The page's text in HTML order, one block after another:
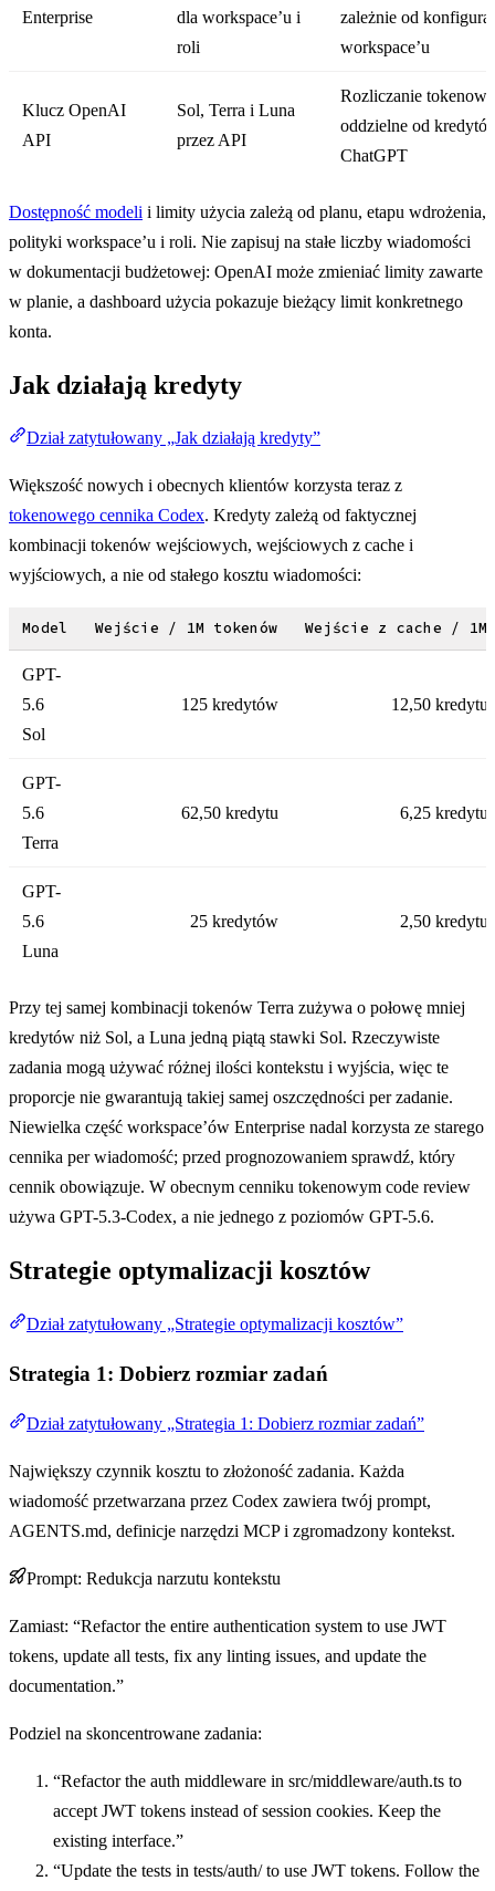
Enterprise
dla workspace’u i
roli
zależnie od
workspace’u
Klucz OpenAI
API
Sol, Terra i Luna
przez API
Rozliczanie
oddzielne od
ChatGPT
Dostępność modeli i limity użycia zależą od planu, etapu wdrożenia,
polityki workspace’u i roli. Nie zapisuj na stałe liczby wiadomości
w dokumentacji budżetowej: OpenAI może zmieniać limity zawarte
w planie, a dashboard użycia pokazuje bieżący limit konkretnego
konta.
Jak działają kredyty
Dział zatytułowany „Jak działają kredyty”
Większość nowych i obecnych klientów korzysta teraz z
tokenowego cennika Codex. Kredyty zależą od faktycznej
kombinacji tokenów wejściowych, wejściowych z cache i
wyjściowych, a nie od stałego kosztu wiadomości:
Model Wejście / 1M tokenów Wejście z cache / 1M
GPT-
5.6
Sol
125 kredytów 12,50 kredytu
GPT-
5.6
Terra
62,50 kredytu 6,25 kredytu
GPT-
5.6
Luna
25 kredytów 2,50 kredytu
Przy tej samej kombinacji tokenów Terra zużywa o połowę mniej
kredytów niż Sol, a Luna jedną piątą stawki Sol. Rzeczywiste
zadania mogą używać różnej ilości kontekstu i wyjścia, więc te
proporcje nie gwarantują takiej samej oszczędności per zadanie.
Niewielka część workspace’ów Enterprise nadal korzysta ze starego
cennika per wiadomość; przed prognozowaniem sprawdź, który
cennik obowiązuje. W obecnym cenniku tokenowym code review
używa GPT-5.3-Codex, a nie jednego z poziomów GPT-5.6.
Strategie optymalizacji kosztów
Dział zatytułowany „Strategie optymalizacji kosztów”
Strategia 1: Dobierz rozmiar zadań
Dział zatytułowany „Strategia 1: Dobierz rozmiar zadań”
Największy czynnik kosztu to złożoność zadania. Każda
wiadomość przetwarzana przez Codex zawiera twój prompt,
AGENTS.md, definicje narzędzi MCP i zgromadzony kontekst.
Prompt: Redukcja narzutu kontekstu
Zamiast: “Refactor the entire authentication system to use JWT
tokens, update all tests, fix any linting issues, and update the
documentation.”
Podziel na skoncentrowane zadania:
“Refactor the auth middleware in src/middleware/auth.ts to
accept JWT tokens instead of session cookies. Keep the
existing interface.”
“Update the tests in tests/auth/ to use JWT tokens. Follow the